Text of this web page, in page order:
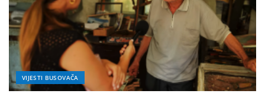
VIJESTI BUSOVAČA